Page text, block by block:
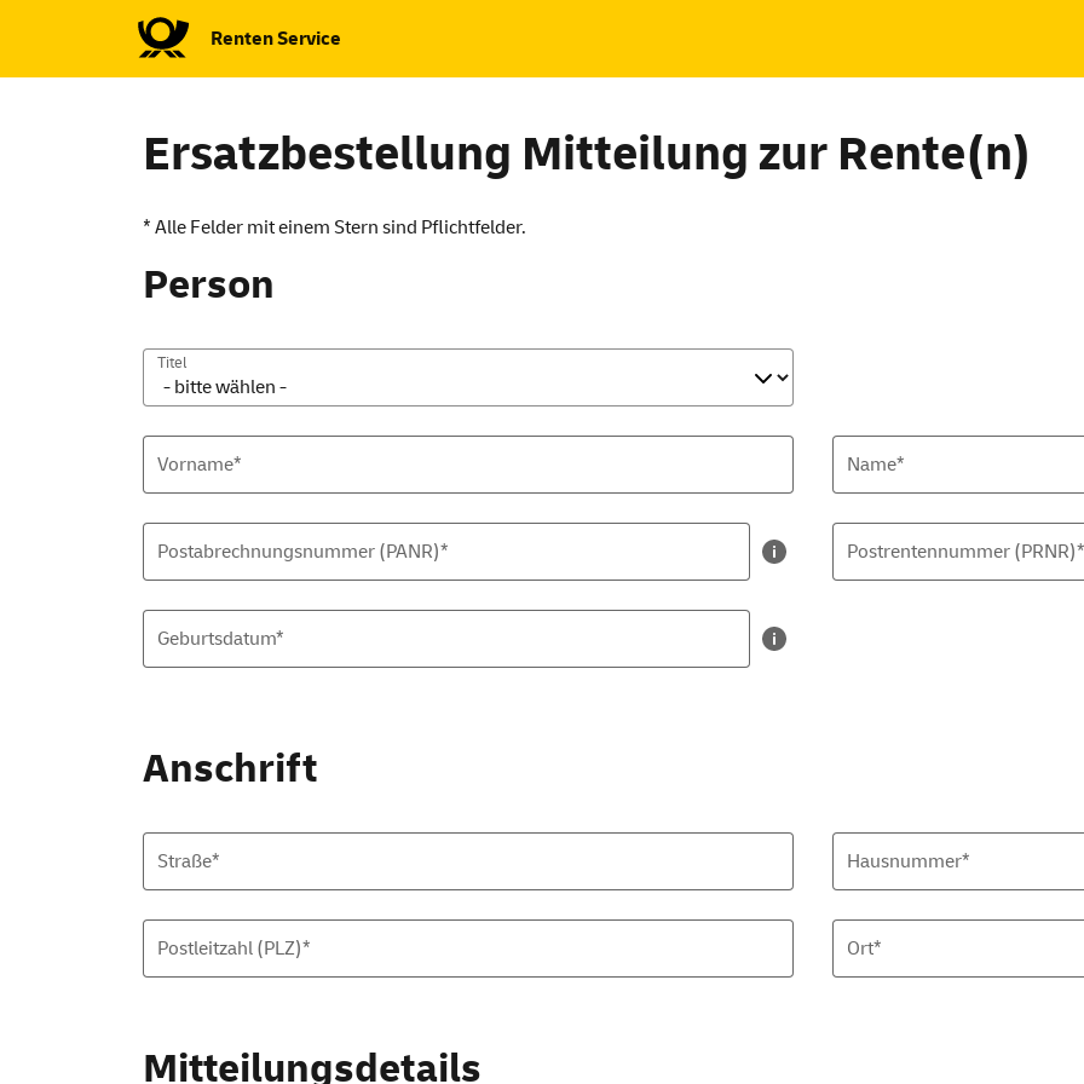
RentenService
Ersatzbestellung Mitteilung zur Rente(n)
* Alle Felder mit einem Stern sind Pflichtfelder.
Person
Titel
Vorname* Name*
Postabrechnungsnummer (PANR)* Postrentennummer (PRNR)*
Geburtsdatum*
Anschrift
Straße* Hausnummer*
Postleitzahl (PLZ)* Ort*
Mitteilungsdetails